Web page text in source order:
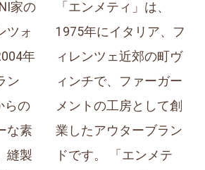
家の
ツォ
年
ン
らの
な素
縫製
「エンメティ」は、
1975年にイタリア、フ
ィレンツェ近郊の町ヴ
ィンチで、ファーガー
メントの工房として創
業したアウターブラン
ドです。 「エンメテ